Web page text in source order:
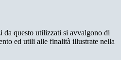
da questo utilizzati si avvalgono di
ed utili alle finalità illustrate nella